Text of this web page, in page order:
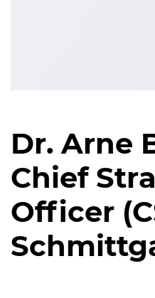
Dr. Arne
Chief
Officer